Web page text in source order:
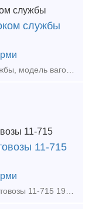
службы
11-715
Продам Вагон 59318246 хоппер-цементовозы 11-715 1986 года постройки. Капитальный – 22.12.2012 г. Деповской - 11.11.2017 г. продлении срока службы по тех.решению до 12.2021 г.